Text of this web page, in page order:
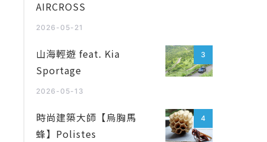
AIRCROSS
2026-05-21
3
山海輕遊 feat. Kia
Sportage
2026-05-13
4
時尚建築大師【烏胸馬
蜂】Polistes